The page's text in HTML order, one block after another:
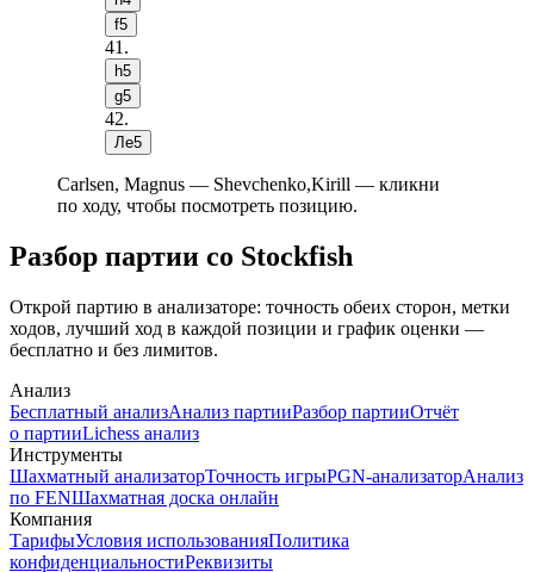
f5
41 .
h5
g5
42.
Лe5
Carlsen, Magnus — Shevchenko,Kirill — кликни
по ходу, чтобы посмотреть позицию.
Разбор партии со Stockfish
Открой партию в анализаторе: точность обеих сторон, метки
ходов, лучший ход в каждой позиции и график оценки —
бесплатно и без лимитов.
Анализ
Бесплатный анализАнализ партииРазбор партииОтчёт
о партииLichess анализ
Инструменты
Шахматный анализаторТочность игрыPGN-анализаторАнализ
по FENШахматная доска онлайн
Компания
ТарифыУсловия использованияПолитика
конфиденциальностиРеквизиты